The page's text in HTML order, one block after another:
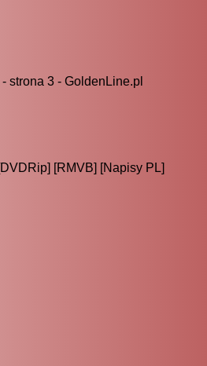
strona 3 - GoldenLine.pl
[RMVB] [Napisy PL]